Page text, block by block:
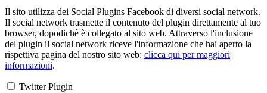
Il sito utilizza dei Social Plugins Facebook di diversi social network.
Il social network trasmette il contenuto del plugin direttamente al tuo
browser, dopodichè è collegato al sito web. Attraverso l'inclusione
del plugin il social network riceve l'informazione che hai aperto la
rispettiva pagina del nostro sito web: clicca qui per maggiori
informazioni.
Twitter Plugin